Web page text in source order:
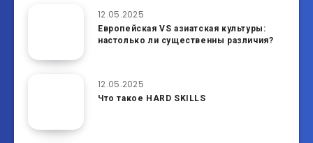
12.05.2025
Европейская VS азиатская культуры:
настолько ли существенны различия?
12.05.2025
Что такое HARD SKILLS